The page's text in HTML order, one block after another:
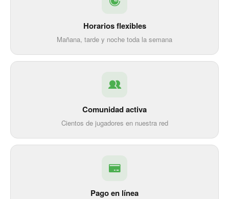
Horarios flexibles
Mañana, tarde y noche toda la semana
Comunidad activa
Cientos de jugadores en nuestra red
Pago en línea